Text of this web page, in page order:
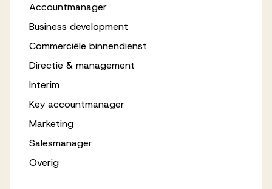
Accountmanager
Business development
Commerciële binnendienst
Directie & management
Interim
Key accountmanager
Marketing
Salesmanager
Overig